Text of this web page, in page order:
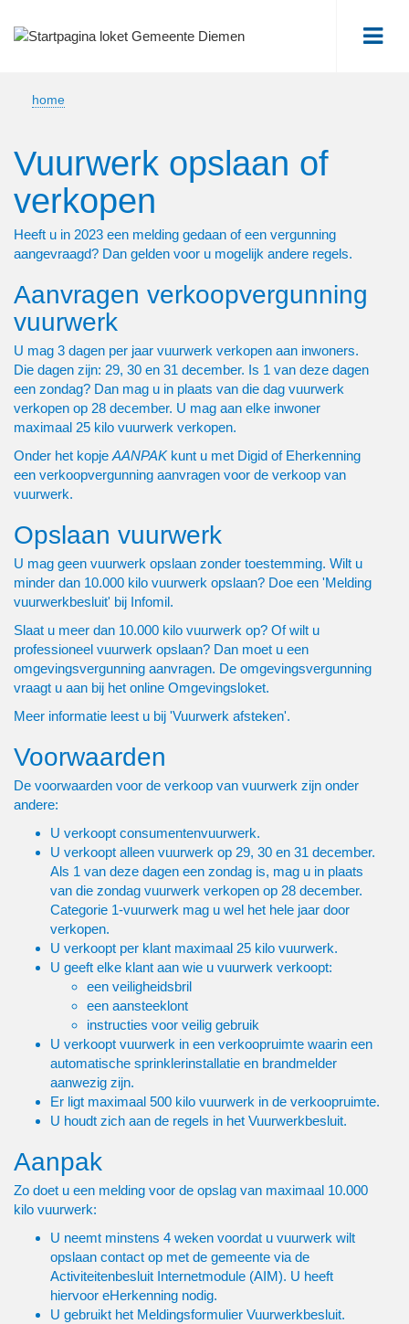
home
Vuurwerk opslaan of
verkopen
Heeft u in 2023 een melding gedaan of een vergunning
aangevraagd? Dan gelden voor u mogelijk andere regels.
Aanvragen verkoopvergunning
vuurwerk
U mag 3 dagen per jaar vuurwerk verkopen aan inwoners.
Die dagen zijn: 29, 30 en 31 december. Is 1 van deze dagen
een zondag? Dan mag u in plaats van die dag vuurwerk
verkopen op 28 december. U mag aan elke inwoner
maximaal 25 kilo vuurwerk verkopen.
Onder het kopje AANPAKkunt u met Digid of Eherkenning
een verkoopvergunning aanvragen voor de verkoop van
vuurwerk.
Opslaan vuurwerk
U mag geen vuurwerk opslaan zonder toestemming. Wilt u
minder dan 10.000 kilo vuurwerk opslaan? Doe een 'Melding
vuurwerkbesluit' bij Infomil.
Slaat u meer dan 10.000 kilo vuurwerk op? Of wilt u
professioneel vuurwerk opslaan? Dan moet u een
omgevingsvergunning aanvragen. De omgevingsvergunning
vraagt u aan bij het online Omgevingsloket.
Meer informatie leest u bij 'Vuurwerk afsteken'.
Voorwaarden
De voorwaarden voor de verkoop van vuurwerk zijn onder
andere:
U verkoopt consumentenvuurwerk.
U verkoopt alleen vuurwerk op 29, 30 en 31 december.
Als 1 van deze dagen een zondag is, mag u in plaats
van die zondag vuurwerk verkopen op 28 december.
Categorie 1-vuurwerk mag u wel het hele jaar door
verkopen.
U verkoopt per klant maximaal 25 kilo vuurwerk.
U geeft elke klant aan wie u vuurwerk verkoopt:
een veiligheidsbril
een aansteeklont
instructies voor veilig gebruik
U verkoopt vuurwerk in een verkoopruimte waarin een
automatische sprinklerinstallatie en brandmelder
aanwezig zijn.
Er ligt maximaal 500 kilo vuurwerk in de verkoopruimte.
U houdt zich aan de regels in het Vuurwerkbesluit.
Aanpak
Zo doet u een melding voor de opslag van maximaal 10.000
kilo vuurwerk:
U neemt minstens 4 weken voordat u vuurwerk wilt
opslaan contact op met de gemeente via de
Activiteitenbesluit Internetmodule (AIM). U heeft
hiervoor eHerkenning nodig.
U gebruikt het Meldingsformulier Vuurwerkbesluit.